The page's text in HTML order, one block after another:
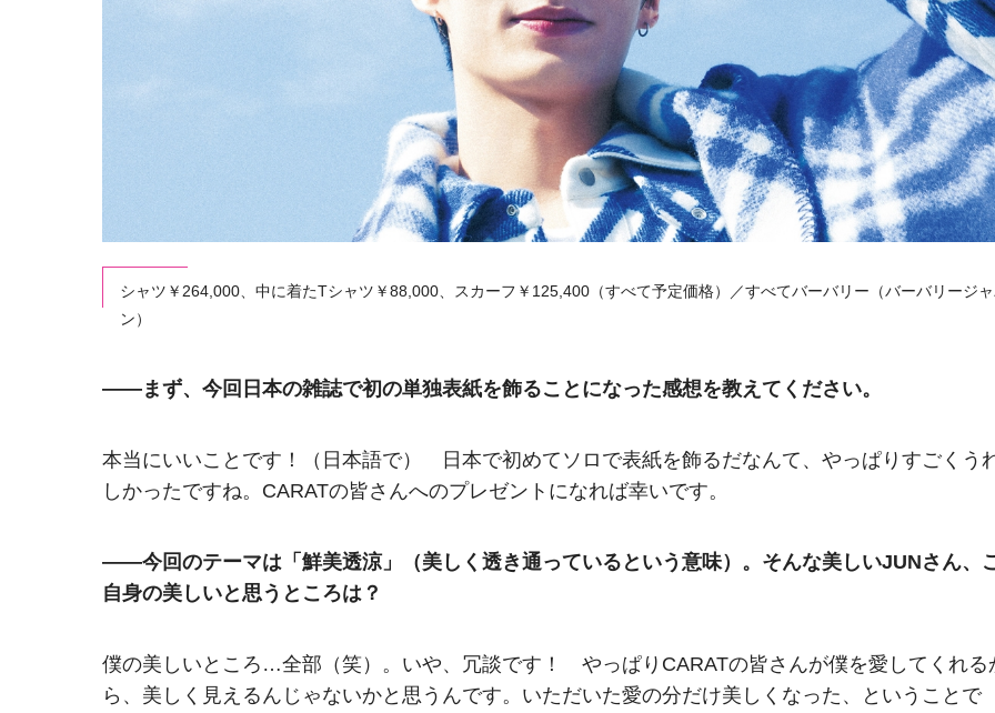
シャツ￥264,000、中に着たTシャツ￥88,000、スカーフ￥125,400（すべて予定価格）／すべてバーバリー（バーバリージ
ン）
――まず、今回日本の雑誌で初の単独表紙を飾ることになった感想を教えてください。
本当にいいことです！（日本語で） 日本で初めてソロで表紙を飾るだなんて、やっぱりすごくう
しかったですね。CARATの皆さんへのプレゼントになれば幸いです。
――今回のテーマは「鮮美透涼」（美しく透き通っているという意味）。そんな美しいJUNさん、
自身の美しいと思うところは？
僕の美しいところ…全部（笑）。いや、冗談です！ やっぱりCARATの皆さんが僕を愛してくれる
ら、美しく見えるんじゃないかと思うんです。いただいた愛の分だけ美しくなった、ということで